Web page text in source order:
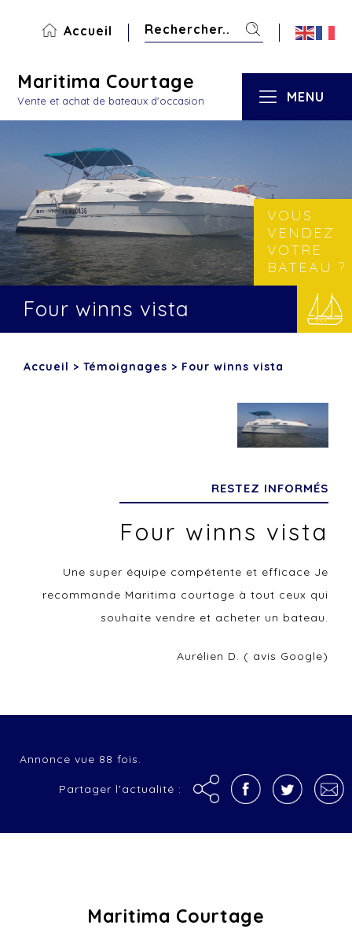
Accueil
Maritima Courtage
Vente et achat de bateaux d'occasion MENU
VOUS
VENDEZ
VOTRE
BATEAU ?
Four winns vista
Accueil > Témoignages > Four winns vista
RESTEZ INFORMÉS
Four winns vista
Une super équipe compétente et efficace Je
recommande Maritima courtage à tout ceux qui
souhaite vendre et acheter un bateau.
Aurélien D. ( avis Google)
Annonce vue 88 fois.
Partager l'actualité :
Maritima Courtage